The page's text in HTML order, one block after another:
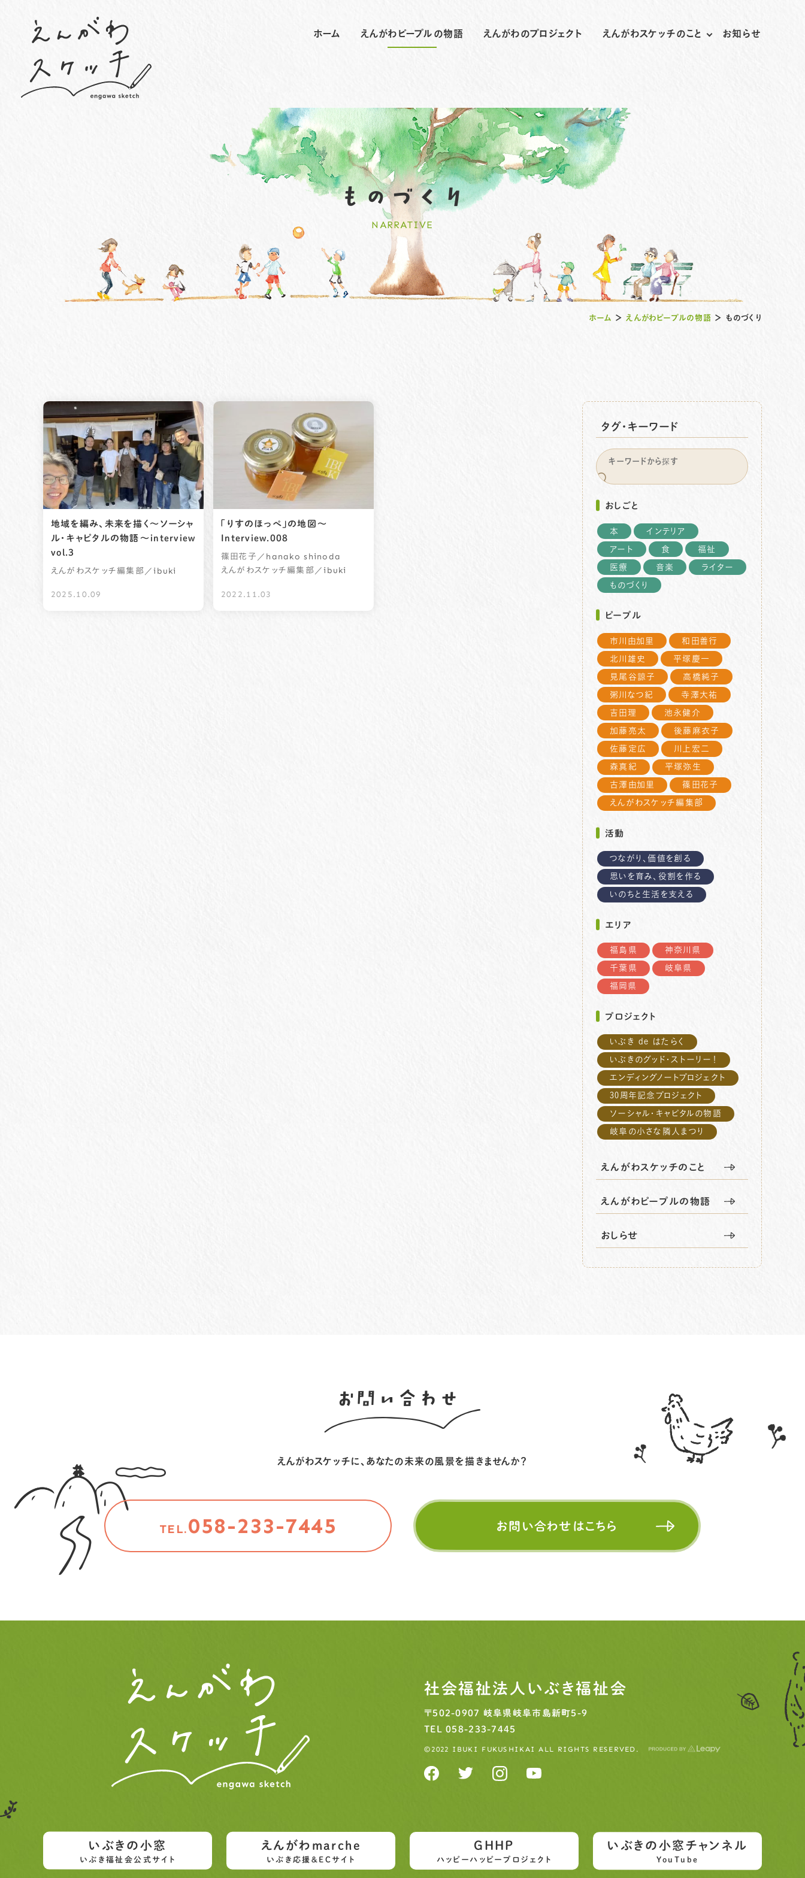
ホーム えんがわピープルの物語 えんがわのプロジェクト えんがわスケッチのこと
サイトマップ
お知らせ
ものづくり
NARRATIVE
ホーム ＞ えんがわピープルの物語 ＞ ものづくり
地域を編み、未来を描く～ソーシャ
ル・キャピタルの物語〜interview
vol.3
えんがわスケッチ編集部 ／ibuki
2025.10.09
「りすのほっぺ」の地図〜
Interview.008
篠田花子 ／hanako shinoda
えんがわスケッチ編集部 ／ibuki
2022.11.03
タグ・キーワード
おしごと
本 インテリア
アート 食 福祉
医療 音楽 ライター
ものづくり
ピープル
市川由加里 和田善行
北川雄史 平塚慶一
見尾谷諒子 高橋純子
粥川なつ紀 寺澤大祐
吉田理 池永健介
加藤亮太 後藤麻衣子
佐藤定広 川上宏二
森真紀 平塚弥生
古澤由加里 篠田花子
えんがわスケッチ編集部
活動
つながり、価値を創る
思いを育み、役割を作る
いのちと生活を支える
エリア
福島県 神奈川県
千葉県 岐阜県
福岡県
プロジェクト
いぶき de はたらく
いぶきのグッド・ストーリー！
エンディングノートプロジェクト
30周年記念プロジェクト
ソーシャル・キャピタルの物語
岐阜の小さな隣人まつり
えんがわスケッチのこと
えんがわピープルの物語
おしらせ
お問い合わせ
えんがわスケッチに、 あなたの未来の風景を描きませんか？
TEL.058-233-7445 お問い合わせはこちら
社会福祉法人いぶき福祉会
〒502-0907 岐阜県岐阜市島新町5-9
TEL058-233-7445
©2022 IBUKI FUKUSHIKAI ALL RIGHTS RESERVED.
いぶきの小窓
いぶき福祉会公式サイト
えんがわmarche
いぶき応援＆ECサイト
GHHP
ハッピーハッピープロジェクト
いぶきの小窓チャンネル
YouTube